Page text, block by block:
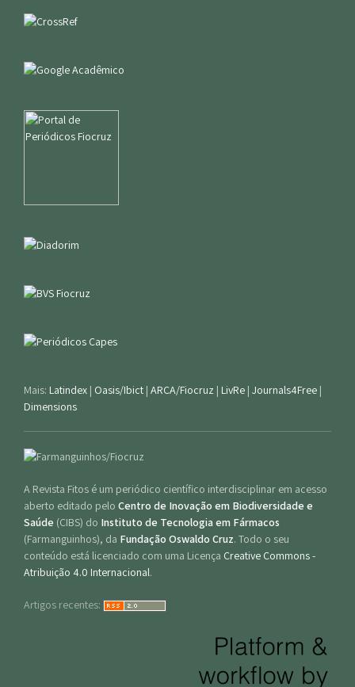
Mais: Latindex | Oasis/Ibict | ARCA/Fiocruz | LivRe | Journals4Free |
Dimensions
A Revista Fitos é um periódico científico interdisciplinar em acesso
aberto editado pelo Centro de Inovação em Biodiversidade e
Saúde (CIBS) do Instituto de Tecnologia em Fármacos
(Farmanguinhos), da Fundação Oswaldo Cruz. Todo o seu
conteúdo está licenciado com uma Licença Creative Commons -
Atribuição 4.0 Internacional.
Artigos recentes: